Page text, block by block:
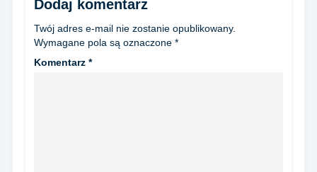
Dodaj komentarz
Twój adres e-mail nie zostanie opublikowany.
Wymagane pola są oznaczone *
Komentarz *